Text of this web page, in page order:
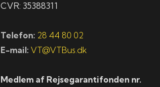
CVR: 35388311
Telefon: 28 44 80 02
E-mail:VT@VTBus.dk
Medlem af Rejsegarantifonden nr.